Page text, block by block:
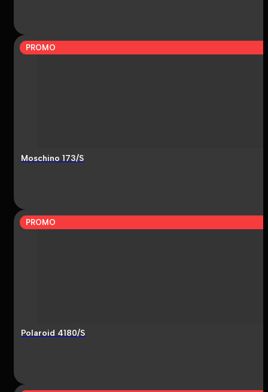
PROMO
Moschino 173/S
PROMO
Polaroid 4180/S